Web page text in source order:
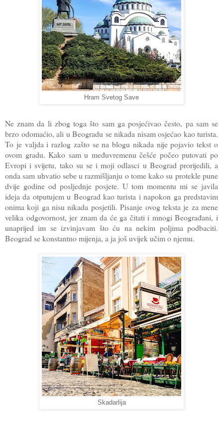
Hram Svetog Save
Ne znam da li zbog toga što sam ga posjećivao često, pa sam se
brzo odomaćio, ali u Beogradu se nikada nisam osjećao kao turista.
To je valjda i razlog zašto se na blogu nikada nije pojavio tekst o
ovom gradu. Kako sam u međuvremenu češće počeo putovati po
Evropi i svijetu, tako su se i moji odlasci u Beograd prorijedili, a
onda sam uhvatio sebe u razmišljanju o tome kako su protekle pune
dvije godine od posljednje posjete. U tom momentu mi se javila
ideja da otputujem u Beograd kao turista i napokon ga predstavim
onima koji ga nisu nikada posjetili. Pisanje ovog teksta je za mene
velika odgovornost, jer znam da će ga čitati i mnogi Beograđani, i
unaprijed im se izvinjavam što ću na nekim poljima podbaciti.
Beograd se konstantno mijenja, a ja još uvijek učim o njemu.
Skadarlija